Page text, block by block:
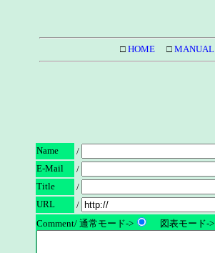
□ HOME □ MANUAL
Name
/
E-Mail
/
Title
/
URL
/
Comment/ 通常モード->
図表モード->